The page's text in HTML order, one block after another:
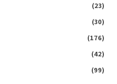
(23)
(30)
(176)
(42)
(99)